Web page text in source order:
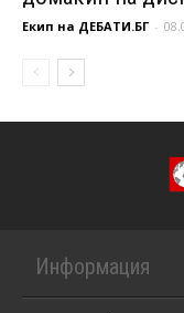
Екип на ДЕБАТИ.БГ -
Информация